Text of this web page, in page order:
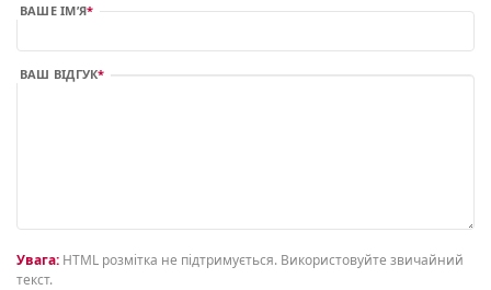
ВАШЕ ІМ’Я
ВАШ ВІДГУК
Увага: HTML розмітка не підтримується. Використовуйте звичайний
текст.